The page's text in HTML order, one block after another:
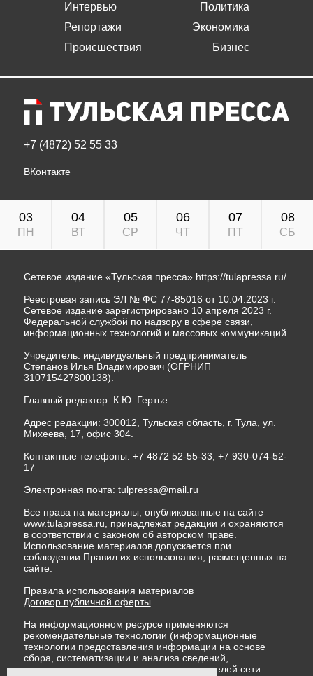
Интервью
Репортажи
Происшествия
Политика
Экономика
Бизнес
+7 (4872) 52 55 33
ВКонтакте
03
ПН
04
ВТ
05
СР
06
ЧТ
07
ПТ
08
СБ
Сетевое издание «Тульская пресса» https://tulapressa.ru/
Реестровая запись ЭЛ № ФС 77-85016 от 10.04.2023 г.
Сетевое издание зарегистрировано 10 апреля 2023 г.
Федеральной службой по надзору в сфере связи,
информационных технологий и массовых коммуникаций.
Учредитель: индивидуальный предприниматель
Степанов Илья Владимирович (ОГРНИП
310715427800138).
Главный редактор: К.Ю. Гертье.
Адрес редакции: 300012, Тульская область, г. Тула, ул.
Михеева, 17, офис 304.
Контактные телефоны: +7 4872 52-55-33, +7 930-074-52-
17
Электронная почта: tulpressa@mail.ru
Все права на материалы, опубликованные на сайте
www.tulapressa.ru, принадлежат редакции и охраняются
в соответствии с законом об авторском праве.
Использование материалов допускается при
соблюдении Правил их использования, размещенных на
сайте.
Правила использования материалов
Договор публичной оферты
На информационном ресурсе применяются
рекомендательные технологии (информационные
технологии предоставления информации на основе
сбора, систематизации и анализа сведений,
относящихся к предпочтениям пользователей сети